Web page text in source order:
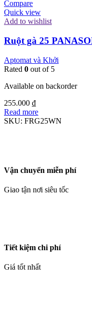
Compare
Quick view
Add to wishlist
Ruột gà 25
Aptomat và Khởi
Rated 0 out of 5
Available on backorder
255.000 ₫
Read more
SKU: FRG25WN
Vận chuyển miễn phí
Giao tận nơi siêu tốc
Tiết kiệm chi phí
Giá tốt nhất